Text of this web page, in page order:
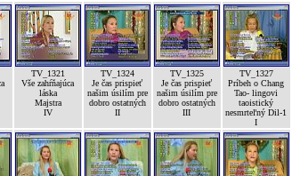
TV_1321
Vše zahŕňajúca
láska
Majstra
IV
TV_1324
Je čas prispieť
našim úsilím pre
dobro ostatných
II
TV_1325
Je čas prispieť
našim úsilím pre
dobro ostatných
III
TV_1327
Príbeh o Chang
Tao- lingovi
taoistický
nesmrteľný Dil-1
I